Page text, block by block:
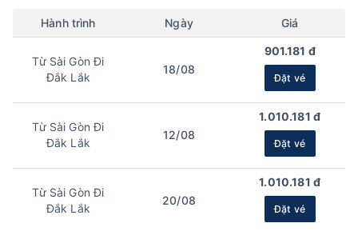
Hành trình Ngày Giá
Từ Sài Gòn Đi
Đắk Lắk
18/08
901.181 đ
Đặt vé
Từ Sài Gòn Đi
Đắk Lắk
12/08
1.010.181 đ
Đặt vé
Từ Sài Gòn Đi
Đắk Lắk
20/08
1.010.181 đ
Đặt vé